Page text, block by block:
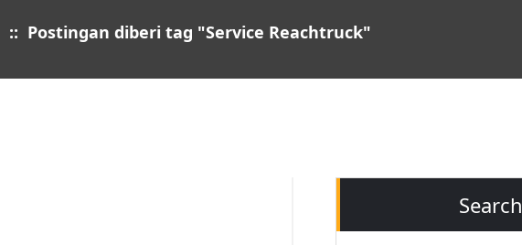
:: Postingan diberi tag "Service Reachtruck"
Search